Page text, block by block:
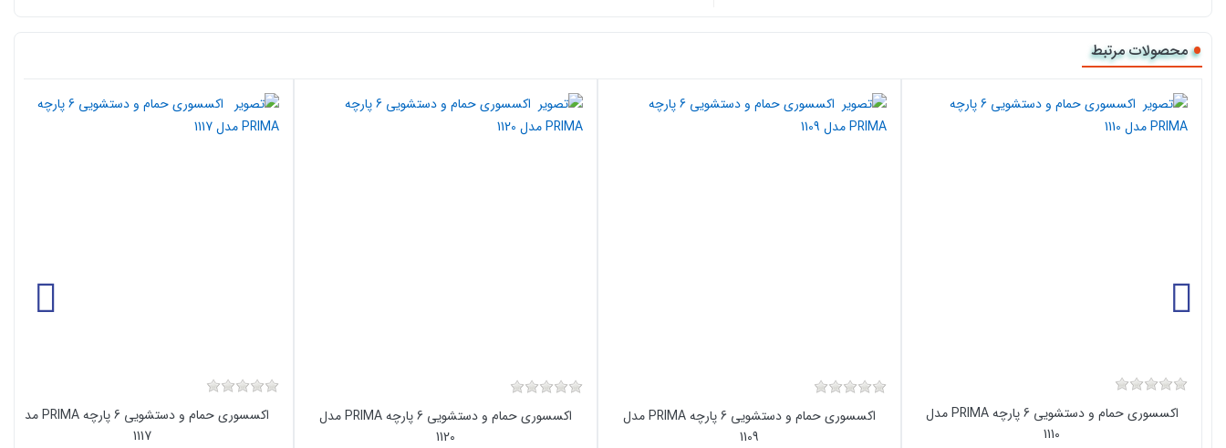
محصولات مرتبط
اکسسوری حمام و دستشویی 6 پارچه PRIMA مدل
1110
اکسسوری حمام و دستشویی 6 پارچه PRIMA مدل
1109
اکسسوری حمام و دستشویی 6 پارچه PRIMA مدل
1120
اکسسوری حمام و دستشویی 6 پارچه PRIMA مدل
1117